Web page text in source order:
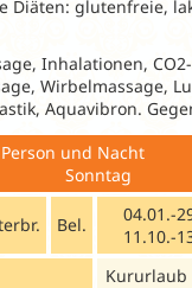
Diäten: glutenfreie,
Inhalationen,
Wirbelmassage,
Aquavibron.
€ pro Person
Sonntag
Bel.
04.01.-
11.10.-
Kururlaub